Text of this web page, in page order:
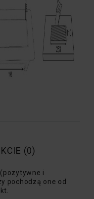
(0)
i
pochodzą one od